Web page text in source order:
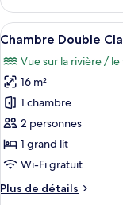
lit
double,
vue
fleuve
le
type
de
Chambre
Double
Familiale,
lit
double,
baignoire,
vue
Afficher
toutes
les
photos
pour
ce
type
de
chambre :
Chambre
3
Chambre Double
Vue sur la rivière /
16 m²
1 chambre
2 personnes
1 grand lit
Wi-Fi gratuit
Plus de détails
Plus